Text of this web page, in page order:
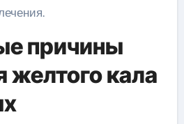
причины
желтого кала